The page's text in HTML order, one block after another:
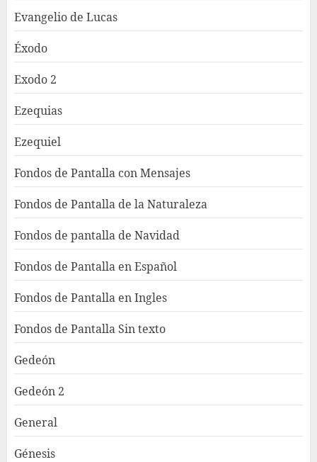
Evangelio de Lucas
Éxodo
Exodo 2
Ezequias
Ezequiel
Fondos de Pantalla con Mensajes
Fondos de Pantalla de la Naturaleza
Fondos de pantalla de Navidad
Fondos de Pantalla en Español
Fondos de Pantalla en Ingles
Fondos de Pantalla Sin texto
Gedeón
Gedeón 2
General
Génesis